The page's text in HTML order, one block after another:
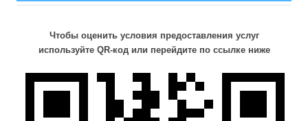
Чтобы оценить условия предоставления услуг
используйте QR-код или перейдите по ссылке ниже